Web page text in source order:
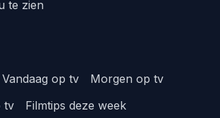
te zien
Vandaag op tv
Morgen op tv
tv
Filmtips deze week